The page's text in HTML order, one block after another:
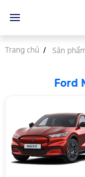
Trang chủ Sản
Ford